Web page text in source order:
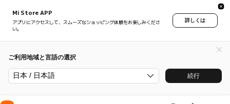
Mi Store APP
アプリにアクセスして、スムーズなショッピング体験をお楽しみくださ
い。
詳しくは
ご利用地域と言語の選択
日本 / 日本語 続行